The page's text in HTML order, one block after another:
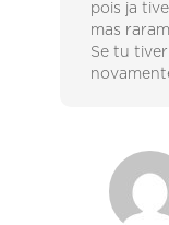
pois ja
mas
Se tu